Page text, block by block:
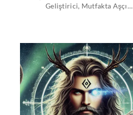
Geliştirici, Mutfakta Aşçı…